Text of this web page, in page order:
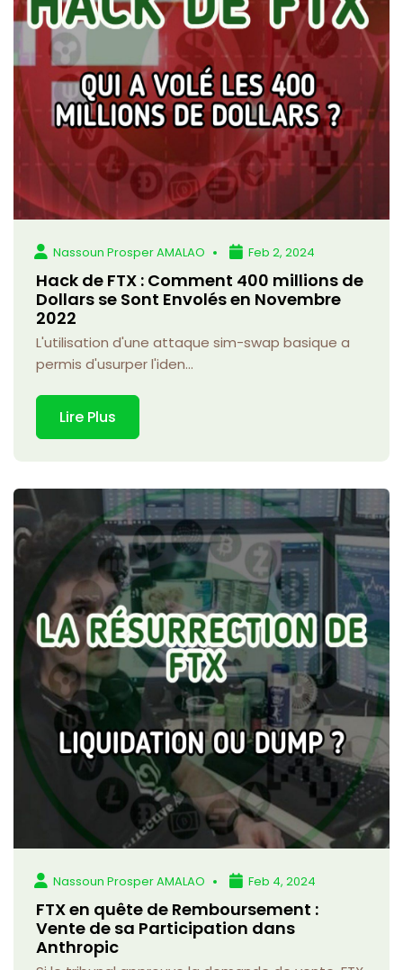
Nassoun Prosper AMALAO Feb 2, 2024
Hack de FTX : Comment 400 millions de
Dollars se Sont Envolés en Novembre
2022
L'utilisation d'une attaque sim-swap basique a
permis d'usurper l'iden...
Lire Plus
Nassoun Prosper AMALAO Feb 4, 2024
FTX en quête de Remboursement :
Vente de sa Participation dans
Anthropic